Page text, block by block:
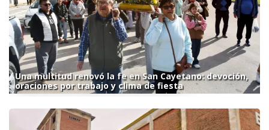
Una multitud renovó la fe en San Cayetano: devoción,
oraciones por trabajo y clima de fiesta